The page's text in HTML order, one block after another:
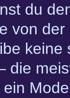
du
von